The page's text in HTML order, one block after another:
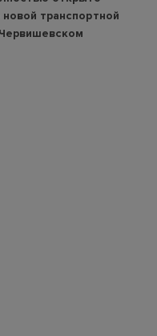
транспортной